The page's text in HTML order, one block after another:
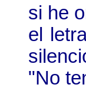
si he
el
"No